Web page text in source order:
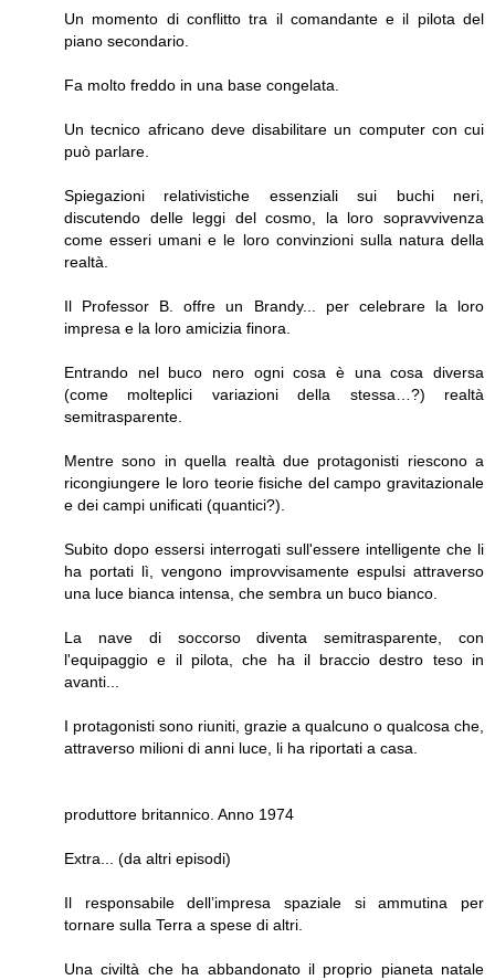
Un momento di conflitto tra il comandante e il pilota del
piano secondario.
Fa molto freddo in una base congelata.
Un tecnico africano deve disabilitare un computer con cui
può parlare.
Spiegazioni relativistiche essenziali sui buchi neri,
discutendo delle leggi del cosmo, la loro sopravvivenza
come esseri umani e le loro convinzioni sulla natura della
realtà.
Il Professor B. offre un Brandy... per celebrare la loro
impresa e la loro amicizia finora.
Entrando nel buco nero ogni cosa è una cosa diversa
(come molteplici variazioni della stessa…?) realtà
semitrasparente.
Mentre sono in quella realtà due protagonisti riescono a
ricongiungere le loro teorie fisiche del campo gravitazionale
e dei campi unificati (quantici?).
Subito dopo essersi interrogati sull'essere intelligente che li
ha portati lì, vengono improvvisamente espulsi attraverso
una luce bianca intensa, che sembra un buco bianco.
La nave di soccorso diventa semitrasparente, con
l'equipaggio e il pilota, che ha il braccio destro teso in
avanti...
I protagonisti sono riuniti, grazie a qualcuno o qualcosa che,
attraverso milioni di anni luce, li ha riportati a casa.
produttore britannico. Anno 1974
Extra... (da altri episodi)
Il responsabile dell’impresa spaziale si ammutina per
tornare sulla Terra a spese di altri.
Una civiltà che ha abbandonato il proprio pianeta natale